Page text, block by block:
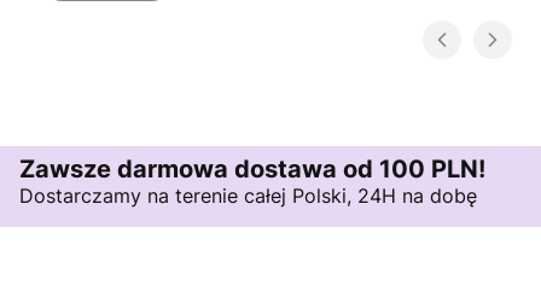
Zawsze darmowa dostawa od 100 PLN!
Dostarczamy na terenie całej Polski, 24H na dobę